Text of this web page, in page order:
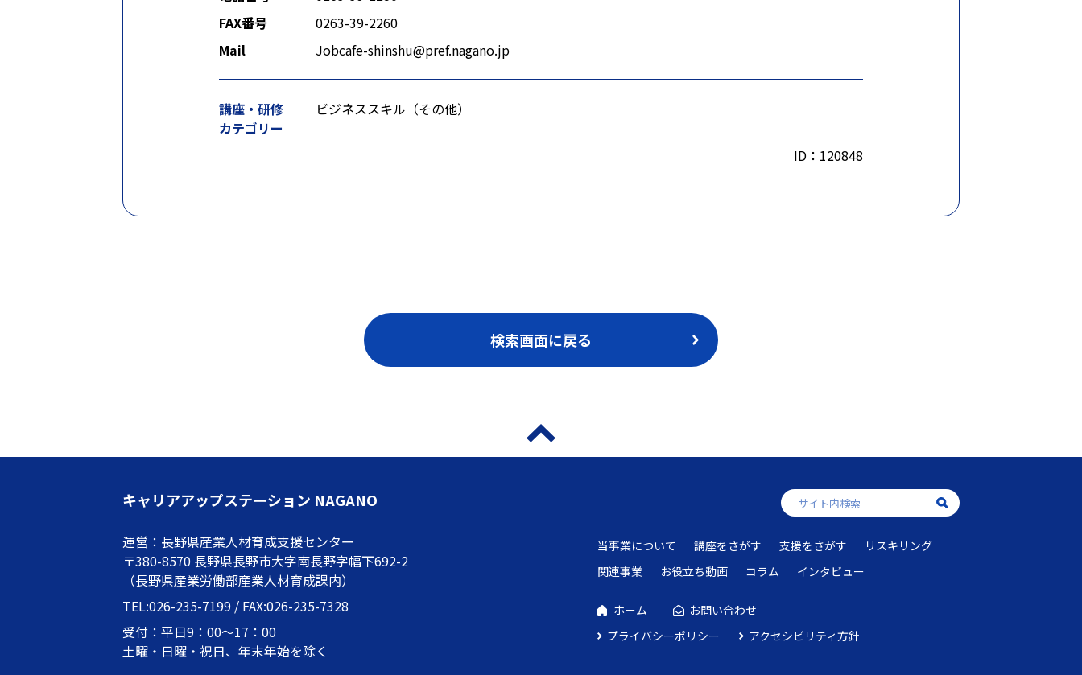
FAX番号
0263-39-2260
Mail
Jobcafe-shinshu@pref.nagano.jp
講座・研修
カテゴリー
ビジネススキル（その他）
ID：120848
検索画面に戻る
キャリアアップステーション NAGANO
運営：長野県産業人材育成支援センター
〒380-8570 長野県長野市大字南長野字幅下692-2
（長野県産業労働部産業人材育成課内）
TEL:026-235-7199 / FAX:026-235-7328
受付：平日9：00～17：00
土曜・日曜・祝日、年末年始を除く
当事業について 講座をさがす 支援をさがす
リスキリング
関連事業
お役立ち動画 コラム インタビュー
ホーム
お問い合わせ
プライバシーポリシー
アクセシビリティ方針